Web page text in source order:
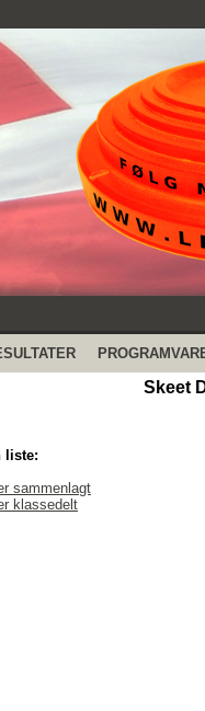
Skeet
liste:
sammenlagt
klassedelt